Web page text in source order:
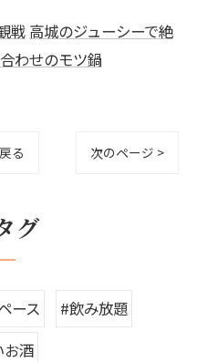
戦 高城のジューシーで絶
わせのモツ鍋
る 次のページ >
グ
ース
#飲み放題
お酒